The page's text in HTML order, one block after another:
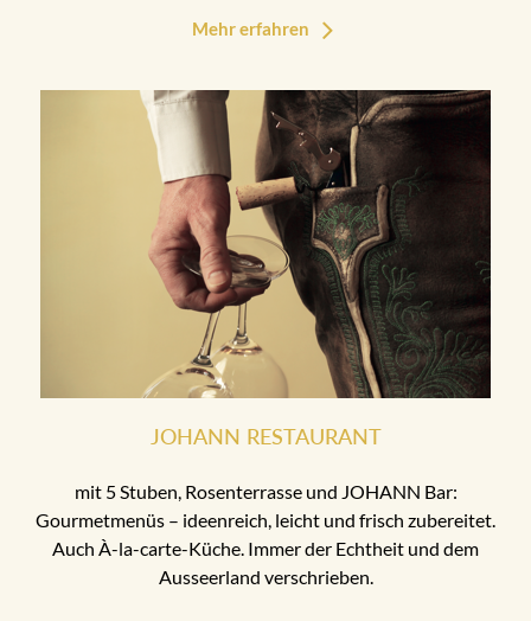
Mehr erfahren
JOHANN RESTAURANT
mit 5 Stuben, Rosenterrasse und JOHANN Bar:
Gourmetmenüs – ideenreich, leicht und frisch zubereitet.
Auch À-la-carte-Küche. Immer der Echtheit und dem
Ausseerland verschrieben.